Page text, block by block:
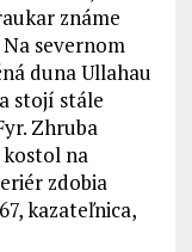
známe
severnom
duna Ullahau
stojí stále
Zhruba
na
zdobia
kazateľnica,